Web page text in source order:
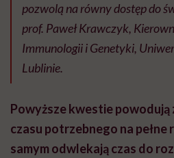
pozwolą na równy dostęp do
prof. Paweł Krawczyk,
Immunologii i Genetyki,
Lublinie.
Powyższe kwestie powodują
czasu potrzebnego na pełne
samym odwlekają czas do